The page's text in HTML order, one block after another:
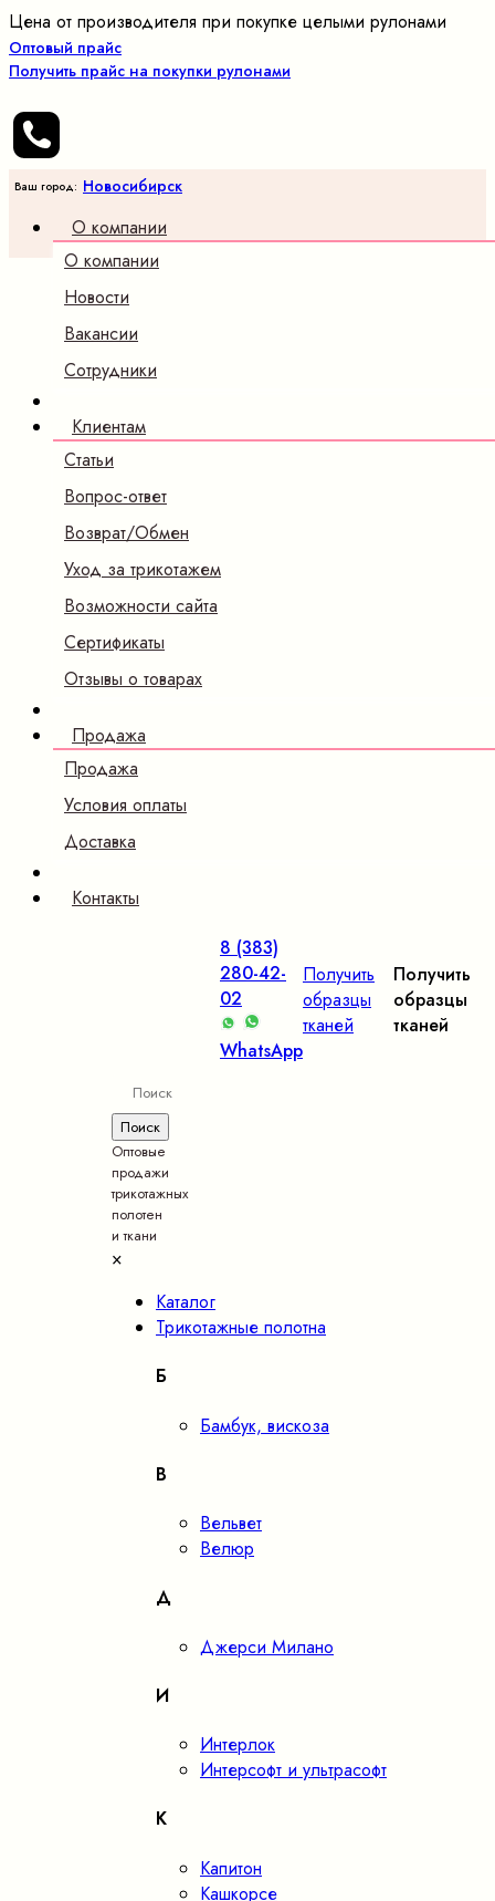
Цена от производителя при покупке целыми рулонами
Оптовый прайс
Получить прайс на покупки рулонами
Ваш город: Новосибирск
О компании
О компании
Новости
Вакансии
Сотрудники
Клиентам
Статьи
Вопрос-ответ
Возврат/Обмен
Уход за трикотажем
Возможности сайта
Сертификаты
Отзывы о товарах
Продажа
Продажа
Условия оплаты
Доставка
Контакты
8 (383)
280-42-
02
WhatsApp
Получить
образцы
тканей
Получить
образцы
тканей
Оптовые
продажи
трикотажных
полотен
и ткани
×
Каталог
Трикотажные полотна
Б
Бамбук, вискоза
В
Вельвет
Велюр
Д
Джерси Милано
И
Интерлок
Интерсофт и ультрасофт
К
Капитон
Кашкорсе